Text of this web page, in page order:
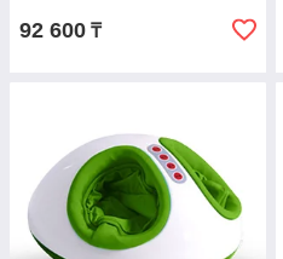
92 600 ₸